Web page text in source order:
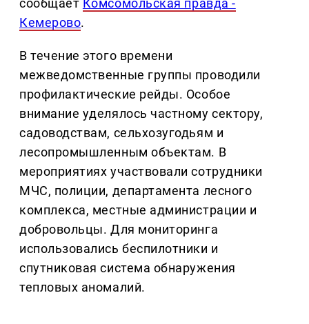
сообщает Комсомольская правда -
Кемерово.
В течение этого времени
межведомственные группы проводили
профилактические рейды. Особое
внимание уделялось частному сектору,
садоводствам, сельхозугодьям и
лесопромышленным объектам. В
мероприятиях участвовали сотрудники
МЧС, полиции, департамента лесного
комплекса, местные администрации и
добровольцы. Для мониторинга
использовались беспилотники и
спутниковая система обнаружения
тепловых аномалий.